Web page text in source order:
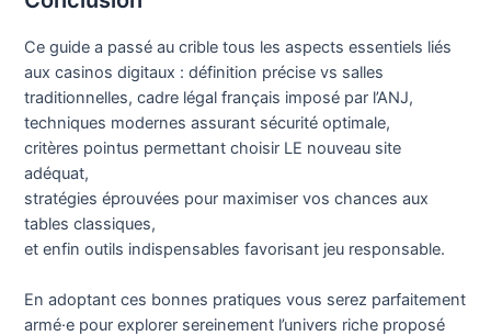
Ce guide a passé au crible tous les aspects essentiels liés
aux casinos digitaux : définition précise vs salles
traditionnelles, cadre légal français imposé par l’ANJ,
techniques modernes assurant sécurité optimale,
critères pointus permettant choisir LE nouveau site
adéquat,
stratégies éprouvées pour maximiser vos chances aux
tables classiques,
et enfin outils indispensables favorisant jeu responsable.​
En adoptant ces bonnes pratiques vous serez parfaitement
armé·e pour explorer sereinement l’univers riche proposé